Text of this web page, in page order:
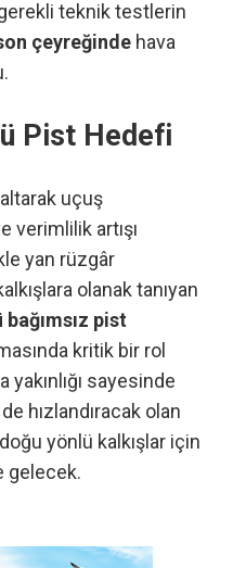
teknik testlerin
çeyreğinde hava
Pist Hedefi
uçuş
verimlilik artışı
yan rüzgâr
olanak tanıyan
pist
kritik bir rol
yakınlığı sayesinde
hızlandıracak olan
yönlü kalkışlar için
gelecek.